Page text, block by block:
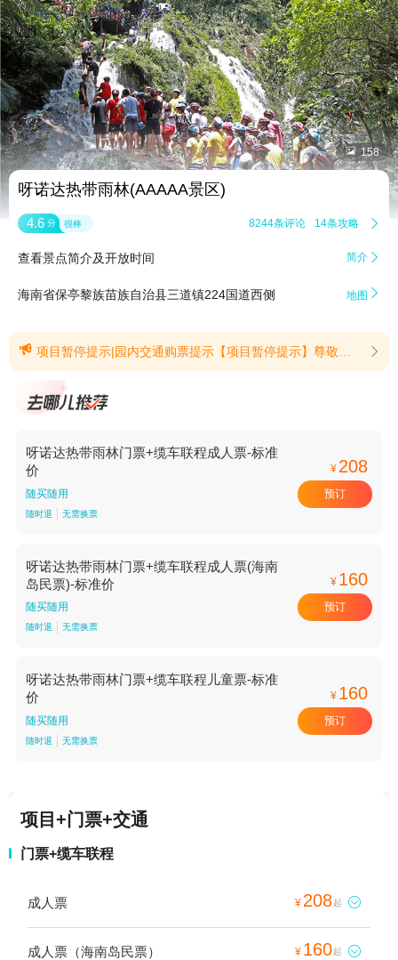
 158
呀诺达热带雨林(AAAAA景区)
4.6 分 很棒 8244条评论 14条攻略 
查看景点简介及开放时间 简介 
海南省保亭黎族苗族自治县三道镇224国道西侧 地图 
 项目暂停提示|园内交通购票提示【项目暂停提示】尊敬的游客朋友，受降雨天气影响，为保障安全，今日（2026年8月6日）溪降飞拉达、漂流项目暂停营业。带来不便敬请谅解！(提示有效期2026/8/5至2026/8/6)【园内交通购票提示】景区一号线雨林巴士票仅向不愿乘坐（一号线）缆车的特殊客群（例如恐高、腿脚不便的老人等）进行售卖。(提示有效期2025/11/29至2026/8/31) 
呀诺达热带雨林门票+缆车联程成人票-标准
价
随买随用
随时退 无需换票
¥ 208
预订
呀诺达热带雨林门票+缆车联程成人票(海南
岛民票)-标准价
随买随用
随时退 无需换票
¥ 160
预订
呀诺达热带雨林门票+缆车联程儿童票-标准
价
随买随用
随时退 无需换票
¥ 160
预订
项目+门票+交通
门票+缆车联程
成人票 ¥ 208起 
成人票（海南岛民票） ¥ 160起 
